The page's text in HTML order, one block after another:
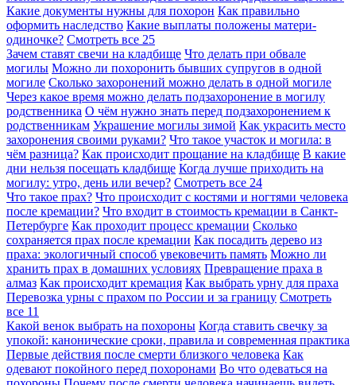
Какие документы нужны для похорон Как правильно
оформить наследство Какие выплаты положены матери-
одиночке? Смотреть все 25
Зачем ставят свечи на кладбище Что делать при обвале
могилы Можно ли похоронить бывших супругов в одной
могиле Сколько захоронений можно делать в одной могиле
Через какое время можно делать подзахоронение в могилу
родственника О чём нужно знать перед подзахоронением к
родственникам Украшение могилы зимой Как украсить место
захоронения своими руками? Что такое участок и могила: в
чём разница? Как происходит прощание на кладбище В какие
дни нельзя посещать кладбище Когда лучше приходить на
могилу: утро, день или вечер? Смотреть все 24
Что такое прах? Что происходит с костями и ногтями человека
после кремации? Что входит в стоимость кремации в Санкт-
Петербурге Как проходит процесс кремации Сколько
сохраняется прах после кремации Как посадить дерево из
праха: экологичный способ увековечить память Можно ли
хранить прах в домашних условиях Превращение праха в
алмаз Как происходит кремация Как выбрать урну для праха
Перевозка урны с прахом по России и за границу Смотреть
все 11
Какой венок выбрать на похороны Когда ставить свечку за
упокой: канонические сроки, правила и современная практика
Первые действия после смерти близкого человека Как
одевают покойного перед похоронами Во что одеваться на